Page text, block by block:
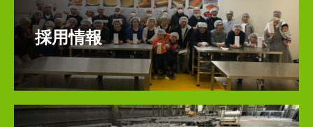
採用情報